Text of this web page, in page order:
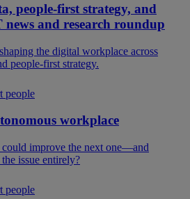
people-first strategy, and
and research roundup
the digital workplace across
people-first strategy.
people
workplace
improve the next one—and
issue entirely?
people